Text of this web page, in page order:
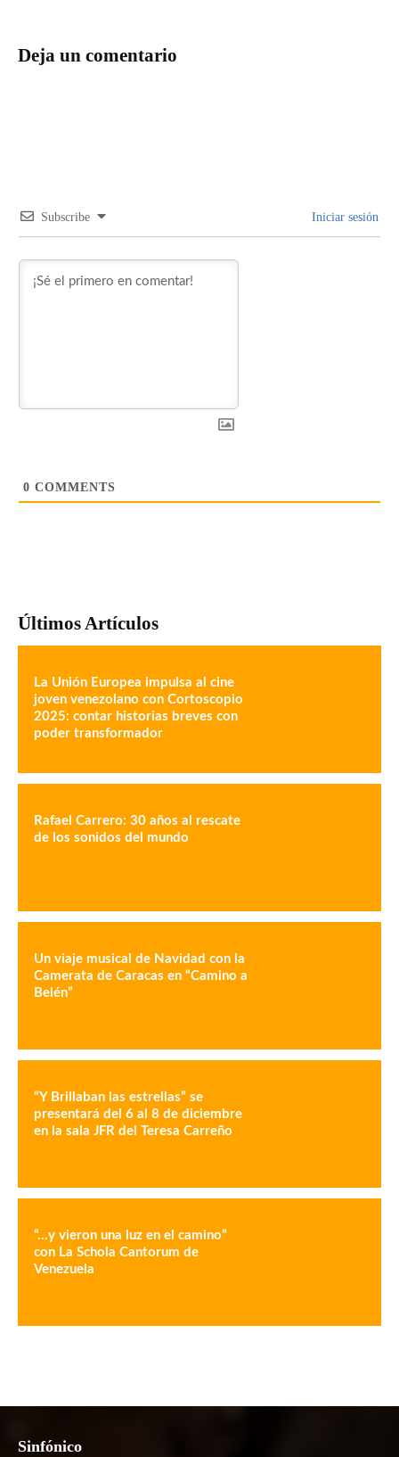
Deja un comentario
Subscribe Iniciar sesión
0 COMMENTS
Últimos Artículos
La Unión Europea impulsa al cine
joven venezolano con Cortoscopio
2025: contar historias breves con
poder transformador
Rafael Carrero: 30 años al rescate
de los sonidos del mundo
Un viaje musical de Navidad con la
Camerata de Caracas en “Camino a
Belén”
“Y Brillaban las estrellas” se
presentará del 6 al 8 de diciembre
en la sala JFR del Teresa Carreño
“…y vieron una luz en el camino”
con La Schola Cantorum de
Venezuela
Sinfónico